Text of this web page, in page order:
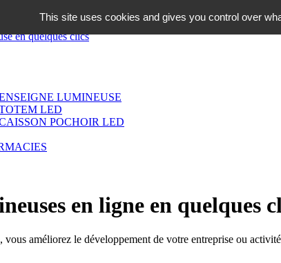
LUMINEUSE
LED
POCHOIR LED
en ligne en quelques
vous améliorez le développement de votre entreprise ou
This site uses cookies and gives you control over